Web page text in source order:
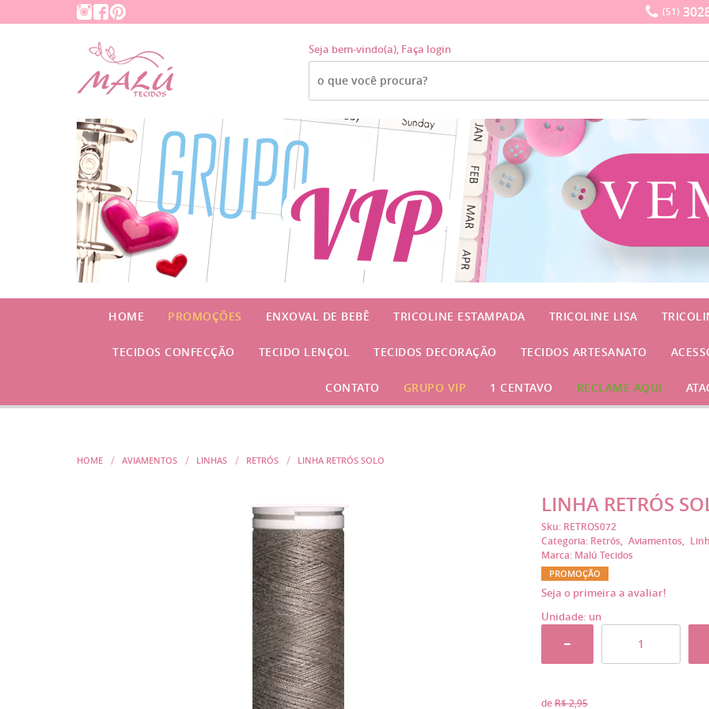
(51)
Seja bem-vindo(a), Faça login
HOME PROMOÇÕES ENXOVAL DE BEBÊ TRICOLINE ESTAMPADA TRICOLINE LISA
TECIDOS CONFECÇÃO TECIDO LENÇOL TECIDOS DECORAÇÃO TECIDOS ARTESANATO
CONTATO GRUPO VIP 1 CENTAVO RECLAME AQUI
HOME AVIAMENTOS LINHAS RETRÓS LINHA RETRÓS SOLO
LINHA RETRÓS
Sku: RETROS072
Categoria: Retrós Aviamentos
Marca: Malú Tecidos
PROMOÇÃO
Seja o primeira a avaliar!
Unidade: un
deR$ 2,95